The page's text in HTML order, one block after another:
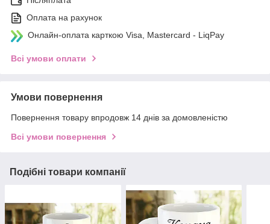
Оплата на рахунок
Онлайн-оплата карткою Visa, Mastercard - LiqPay
Всі умови оплати
Умови повернення
Повернення товару впродовж 14 днів за домовленістю
Всі умови повернення
Подібні товари компанії